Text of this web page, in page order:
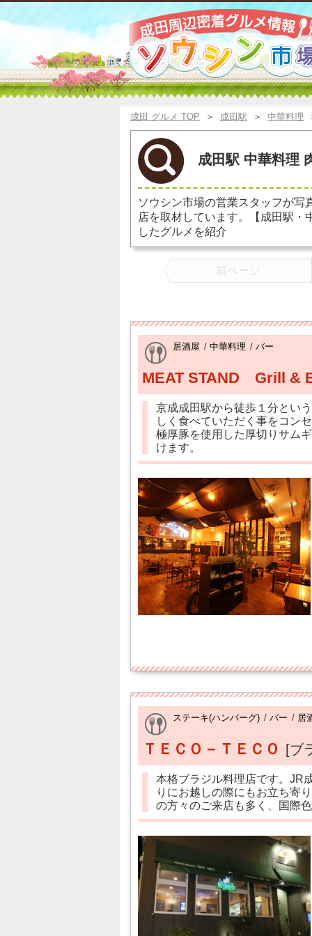
成田 グルメ TOP ＞ 成田駅 ＞ 中華料理
成田駅 中華料理
ソウシン市場の営業スタッフが写
店を取材しています。【成田駅・
したグルメを紹介
前ページ
居酒屋 / 中華料理 / バー
MEAT STAND Grill &
京成成田駅から徒歩１分とい
しく食べていただく事をコン
極厚豚を使用した厚切りサム
けます。
ステーキ(ハンバーグ) / バー / 居
ＴＥＣＯ－ＴＥＣＯ [ブ
本格ブラジル料理店です。JR
りにお越しの際にもお立ち寄
の方々のご来店も多く、国際